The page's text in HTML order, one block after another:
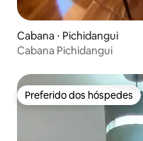
Cabana ⋅ Pichidangui
Cabana Pichidangui
Preferido dos hóspedes
Preferido dos hóspedes